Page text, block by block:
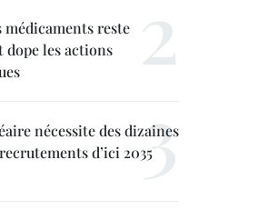
médicaments reste
dope les actions
nécessite des dizaines
d’ici 2035